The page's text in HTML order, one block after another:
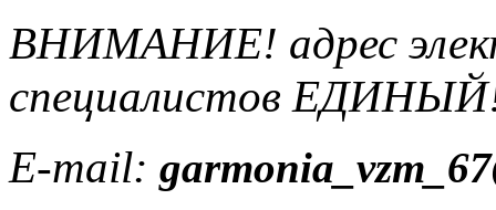
ВНИМАНИЕ! адрес
специалистов
E-mail: